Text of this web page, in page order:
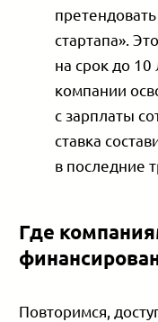
стартапа».
на срок до 10
компании
с зарплаты
ставка
в последние
Где
Повторимся,